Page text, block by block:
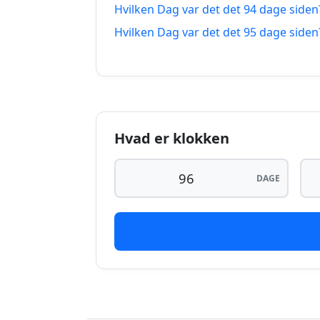
95 dage siden
97 dage siden
98 dage siden
99 dage siden
100 dage siden
103 dage siden
Hvilken Dag var det det 94 dage
Hvilken Dag var det det 95 dage
Hvad er klokken
DAGE